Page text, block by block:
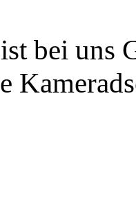
bei uns